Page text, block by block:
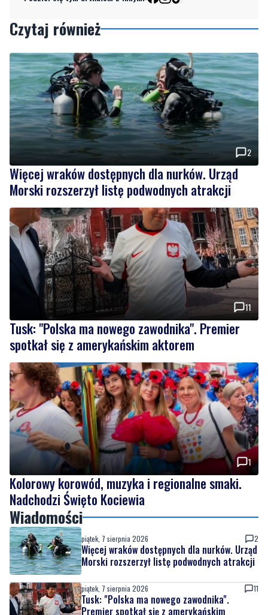
Czytaj również
2
Więcej wraków dostępnych dla nurków. Urząd
Morski rozszerzył listę podwodnych atrakcji
11
Tusk: "Polska ma nowego zawodnika". Premier
spotkał się z amerykańskim aktorem
1
Kolorowy korowód, muzyka i regionalne smaki.
Nadchodzi Święto Kociewia
Wiadomości
piątek, 7 sierpnia 2026 2
Więcej wraków dostępnych dla nurków. Urząd
Morski rozszerzył listę podwodnych atrakcji
piątek, 7 sierpnia 2026 11
Tusk: "Polska ma nowego zawodnika".
Premier spotkał się z amerykańskim